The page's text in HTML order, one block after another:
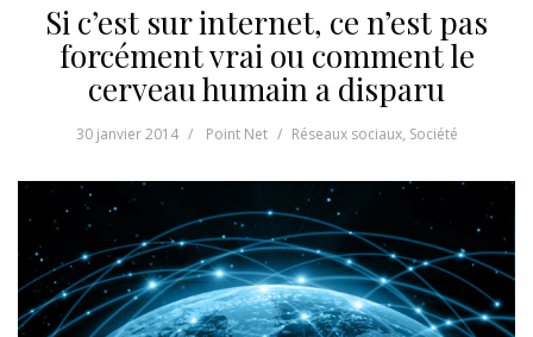
Si c’est sur internet, ce n’est pas
forcément vrai ou comment le
cerveau humain a disparu
30 janvier 2014 Point Net Réseaux sociaux, Société